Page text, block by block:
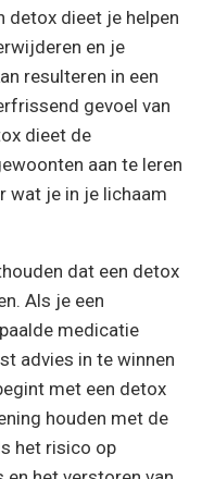
detox dieet je helpen
en je
resulteren in een
gevoel van
dieet de
aan te leren
wat je in je lichaam
dat een detox
Als je een
medicatie
advies in te winnen
met een detox
houden met de
het risico op